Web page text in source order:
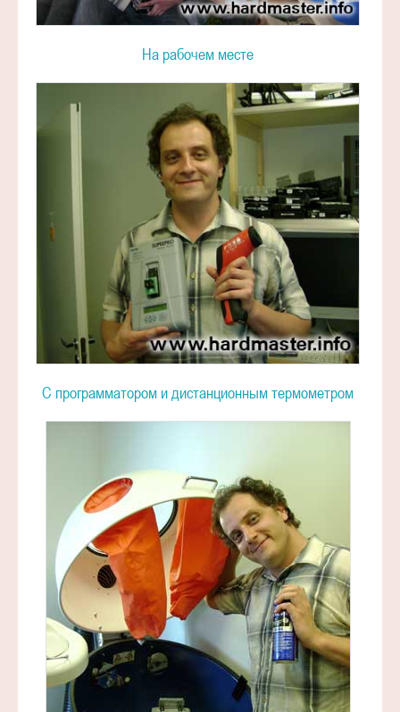
На рабочем месте
С программатором и дистанционным термометром